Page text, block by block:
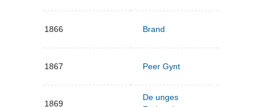
1866 Brand
1867 Peer Gynt
1869
De unges